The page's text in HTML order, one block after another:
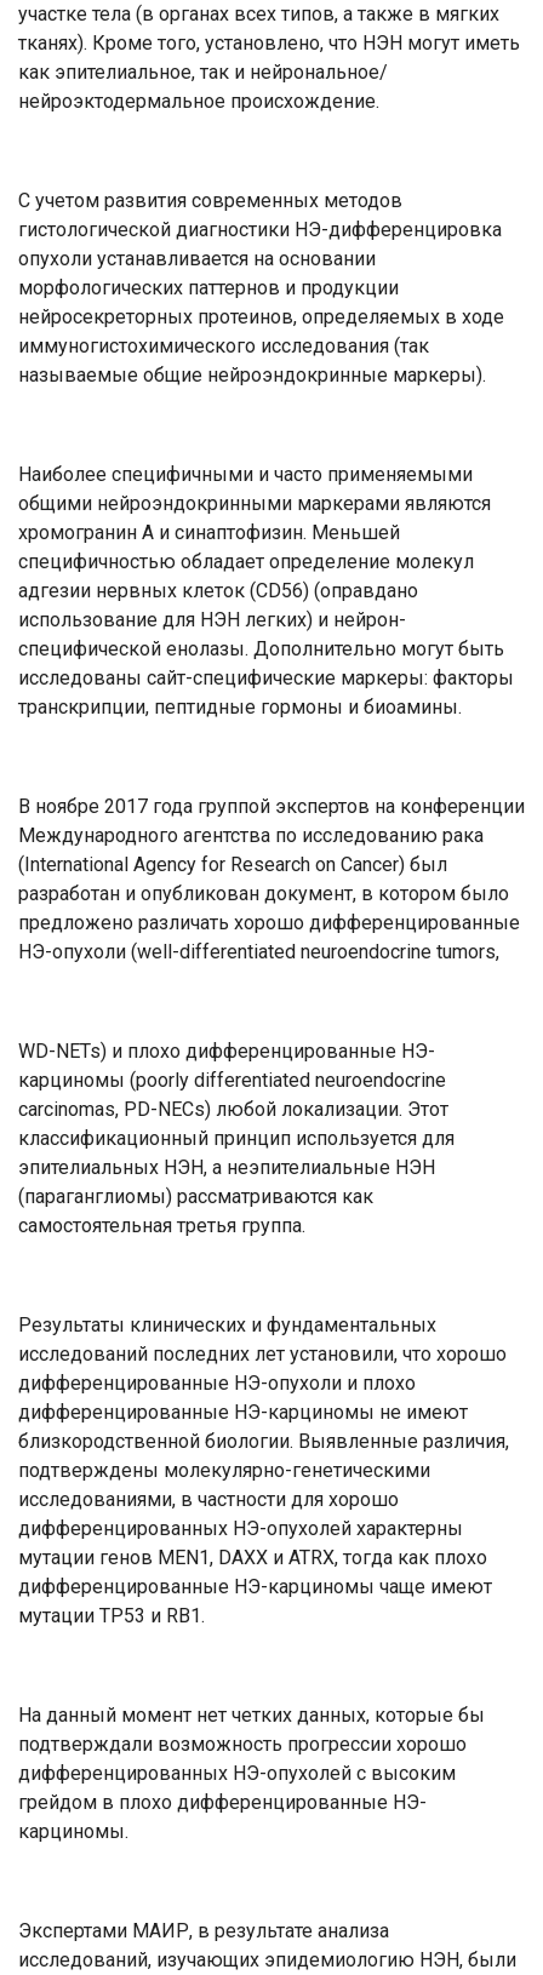
участке тела (в органах всех типов, а также в мягких
тканях). Кроме того, установлено, что НЭН могут иметь
как эпителиальное, так и нейрональное/
нейроэктодермальное происхождение.
С учетом развития современных методов
гистологической диагностики НЭ-дифференцировка
опухоли устанавливается на основании
морфологических паттернов и продукции
нейросекреторных протеинов, определяемых в ходе
иммуногистохимического исследования (так
называемые общие нейроэндокринные маркеры).
Наиболее специфичными и часто применяемыми
общими нейроэндокринными маркерами являются
хромогранин А и синаптофизин. Меньшей
специфичностью обладает определение молекул
адгезии нервных клеток (CD56) (оправдано
использование для НЭН легких) и нейрон-
специфической енолазы. Дополнительно могут быть
исследованы сайт-специфические маркеры: факторы
транскрипции, пептидные гормоны и биоамины.
В ноябре 2017 года группой экспертов на конференции
Международного агентства по исследованию рака
(International Agency for Research on Cancer) был
разработан и опубликован документ, в котором было
предложено различать хорошо дифференцированные
НЭ-опухоли (well-differentiated neuroendocrine tumors,
WD-NETs) и плохо дифференцированные НЭ-
карциномы (poorly differentiated neuroendocrine
carcinomas, PD-NECs) любой локализации. Этот
классификационный принцип используется для
эпителиальных НЭН, а неэпителиальные НЭН
(параганглиомы) рассматриваются как
самостоятельная третья группа.
Результаты клинических и фундаментальных
исследований последних лет установили, что хорошо
дифференцированные НЭ-опухоли и плохо
дифференцированные НЭ-карциномы не имеют
близкородственной биологии. Выявленные различия,
подтверждены молекулярно-генетическими
исследованиями, в частности для хорошо
дифференцированных НЭ-опухолей характерны
мутации генов MEN1, DAXX и ATRX, тогда как плохо
дифференцированные НЭ-карциномы чаще имеют
мутации TP53 и RB1.
На данный момент нет четких данных, которые бы
подтверждали возможность прогрессии хорошо
дифференцированных НЭ-опухолей с высоким
грейдом в плохо дифференцированные НЭ-
карциномы.
Экспертами МАИР, в результате анализа
исследований, изучающих эпидемиологию НЭН, были